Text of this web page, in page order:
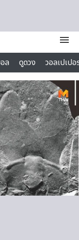
menu
ล ดูดวง
วอลเปเป